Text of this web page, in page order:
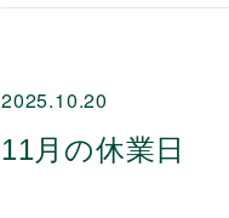
2025.10.20
11月の休業日